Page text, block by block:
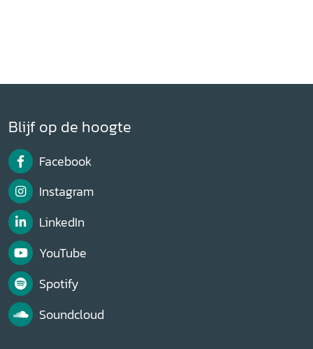
Blijf op de hoogte
Facebook
Instagram
LinkedIn
YouTube
Spotify
Soundcloud